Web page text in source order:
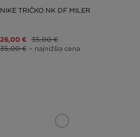
NIKE TRIČKO NK DF MILER
26,00 € 35,00 €
35,00 € – najnižšia cena